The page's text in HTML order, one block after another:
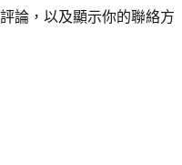
論，以及顯示你的聯絡方